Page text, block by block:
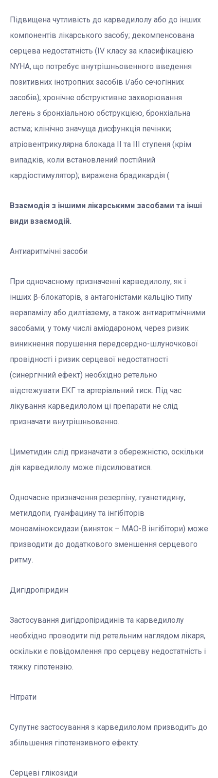
Підвищена чутливість до карведилолу або до інших
компонентів лікарського засобу; декомпенсована
серцева недостатність (ІV класу за класифікацією
NYHA, що потребує внутрішньовенного введення
позитивних інотропних засобів і/або сечогінних
засобів); хронічне обструктивне захворювання
легень з бронхіальною обструкцією, бронхіальна
астма; клінічно значуща дисфункція печінки;
атріовентрикулярна блокада ІІ та ІІІ ступеня (крім
випадків, коли встановлений постійний
кардіостимулятор); виражена брадикардія (
Взаємодія з іншими лікарськими засобами та інші
види взаємодій.
Антиаритмічні засоби
При одночасному призначенні карведилолу, як і
інших β-блокаторів, з антагоністами кальцію типу
верапамілу або дилтіазему, а також антиаритмічними
засобами, у тому числі аміодароном, через ризик
виникнення порушення передсердно-шлуночкової
провідності і ризик серцевої недостатності
(синергічний ефект) необхідно ретельно
відстежувати ЕКГ та артеріальний тиск. Під час
лікування карведилолом ці препарати не слід
призначати внутрішньовенно.
Циметидин слід призначати з обережністю, оскільки
дія карведилолу може підсилюватися.
Одночасне призначення резерпіну, гуанетидину,
метилдопи, гуанфацину та інгібіторів
моноаміноксидази (виняток – МАО-В інгібітори) може
призводити до додаткового зменшення серцевого
ритму.
Дигідропіридин
Застосування дигідропіридинів та карведилолу
необхідно проводити під ретельним наглядом лікаря,
оскільки є повідомлення про серцеву недостатність і
тяжку гіпотензію.
Нітрати
Супутнє застосування з карведилолом призводить до
збільшення гіпотензивного ефекту.
Серцеві глікозиди